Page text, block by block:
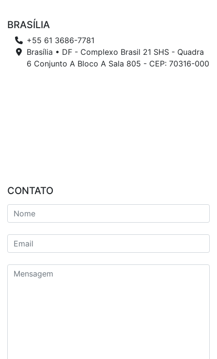
BRASÍLIA
+55 61 3686-7781
Brasília • DF - Complexo Brasil 21 SHS - Quadra
6 Conjunto A Bloco A Sala 805 - CEP: 70316-000
CONTATO